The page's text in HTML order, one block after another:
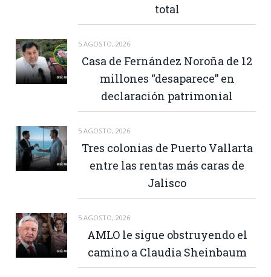
total
5 AGOSTO, 2026
Casa de Fernández Noroña de 12
millones “desaparece” en
declaración patrimonial
5 AGOSTO, 2026
Tres colonias de Puerto Vallarta
entre las rentas más caras de
Jalisco
5 AGOSTO, 2026
AMLO le sigue obstruyendo el
camino a Claudia Sheinbaum